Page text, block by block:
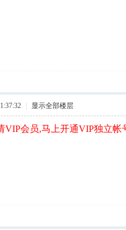
显示全部楼层
会员,马上开通VIP独立